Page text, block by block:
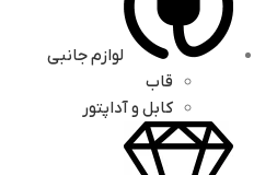
لوازم جانبی
قاب
کابل و آداپتور